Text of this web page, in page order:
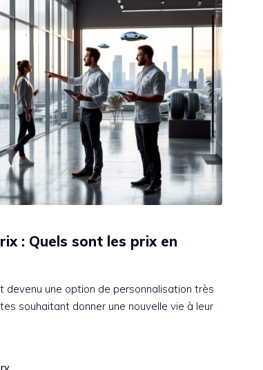
: Quels sont les prix en
devenu une option de personnalisation très
souhaitant donner une nouvelle vie à leur